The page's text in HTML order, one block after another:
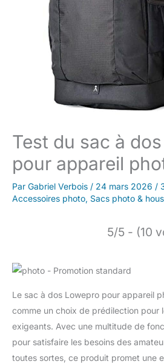
Test du sac à
pour appareil
Par Gabriel Verbois / 24 mars 2026 /
Accessoires photo, Sacs photo &
5/5 - (10
Le sac à dos Lowepro pour appareil
comme un choix de prédilection pour
exigeants. Avec une multitude de
pour satisfaire les besoins des
toutes sortes, ce produit promet une